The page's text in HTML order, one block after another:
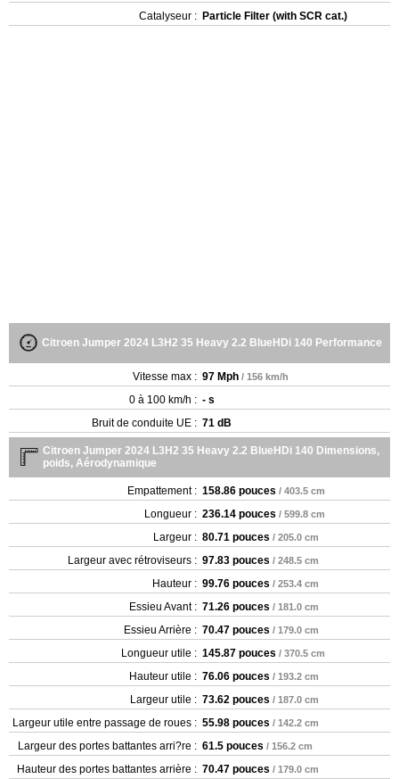
Catalyseur : Particle Filter (with SCR cat.)
Citroen Jumper 2024 L3H2 35 Heavy 2.2 BlueHDi 140 Performance
Vitesse max : 97 Mph / 156 km/h
0 à 100 km/h : - s
Bruit de conduite UE : 71 dB
Citroen Jumper 2024 L3H2 35 Heavy 2.2 BlueHDi 140 Dimensions,
poids, Aérodynamique
Empattement : 158.86 pouces / 403.5 cm
Longueur : 236.14 pouces / 599.8 cm
Largeur : 80.71 pouces / 205.0 cm
Largeur avec rétroviseurs : 97.83 pouces / 248.5 cm
Hauteur : 99.76 pouces / 253.4 cm
Essieu Avant : 71.26 pouces / 181.0 cm
Essieu Arrière : 70.47 pouces / 179.0 cm
Longueur utile : 145.87 pouces / 370.5 cm
Hauteur utile : 76.06 pouces / 193.2 cm
Largeur utile : 73.62 pouces / 187.0 cm
Largeur utile entre passage de roues : 55.98 pouces / 142.2 cm
Largeur des portes battantes arri?re : 61.5 pouces / 156.2 cm
Hauteur des portes battantes arrière : 70.47 pouces / 179.0 cm